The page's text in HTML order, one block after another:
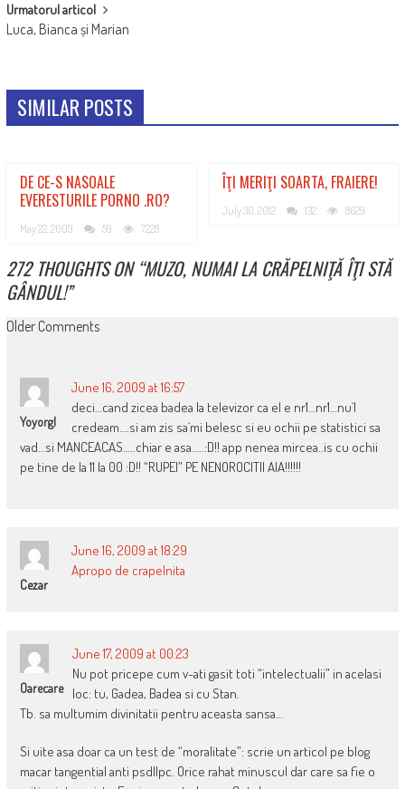
Urmatorul articol
Luca, Bianca și Marian
SIMILAR POSTS
DE CE-S NASOALE
EVERESTURILE PORNO .RO?
May 22, 2009 59 7228
ÎŢI MERIŢI SOARTA, FRAIERE!
July 30, 2012 132 8629
272 THOUGHTS ON “MUZO, NUMAI LA CRĂPELNIŢĂ ÎŢI STĂ
GÂNDUL!”
COMMENT
Older Comments
Yoyorgl
June 16, 2009 at 16:57
deci…cand zicea badea la televizor ca el e nr1…nr1…nu`l
credeam….si am zis sa`mi belesc si eu ochii pe statistici sa
vad…si MANCEACAS…..chiar e asa…..:D!! app nenea mircea..is cu ochii
pe tine de la 11 la 00 :D!! “RUPEI” PE NENOROCITII AIA!!!!!!
Cezar
June 16, 2009 at 18:29
Apropo de crapelnita
Oarecare
June 17, 2009 at 00:23
Nu pot pricepe cum v-ati gasit toti “intelectualii” in acelasi
loc: tu, Gadea, Badea si cu Stan.
Tb. sa multumim divinitatii pentru aceasta sansa…
Si uite asa doar ca un test de “moralitate”: scrie un articol pe blog
macar tangential anti psd||pc. Orice rahat minuscul dar care sa fie o